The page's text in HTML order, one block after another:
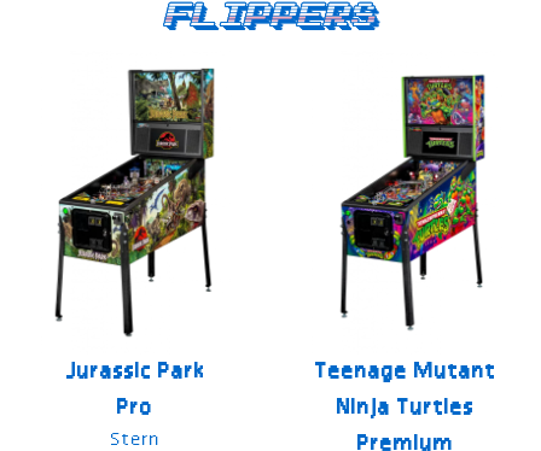
Flippers
Jurassic Park
Pro
Stern
Teenage Mutant
Ninja Turtles
Premium